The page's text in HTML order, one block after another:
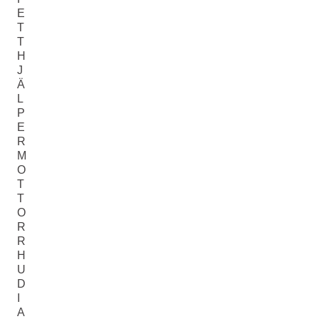
E
T
T
H
J
Ä
L
P
E
R
M
O
T
T
O
R
R
H
U
D
A